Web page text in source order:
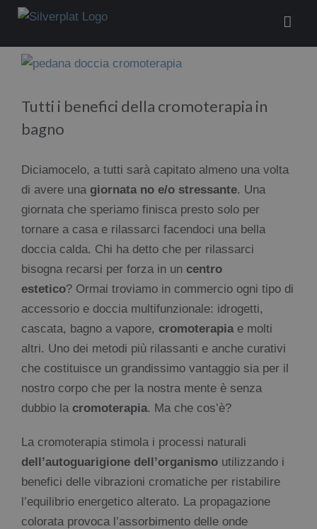
Salta
contenuto
Ingrandisci
Tutti i benefici della cromoterapia in
bagno
Diciamocelo, a tutti sarà capitato almeno una volta
di avere una giornata no e/o stressante. Una
giornata che speriamo finisca presto solo per
tornare a casa e rilassarci facendoci una bella
doccia calda. Chi ha detto che per rilassarci
bisogna recarsi per forza in un centro
estetico? Ormai troviamo in commercio ogni tipo di
accessorio e doccia multifunzionale: idrogetti,
cascata, bagno a vapore, cromoterapiae molti
altri. Uno dei metodi più rilassanti e anche curativi
che costituisce un grandissimo vantaggio sia per il
nostro corpo che per la nostra mente è senza
dubbio la cromoterapia. Ma che cos’è?
La cromoterapia stimola i processi naturali
dell’autoguarigione dell’organismo utilizzando i
benefici delle vibrazioni cromatiche per ristabilire
l’equilibrio energetico alterato. La propagazione
colorata provoca l’assorbimento delle onde